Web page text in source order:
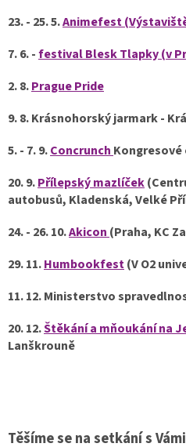
23. - 25. 5.Animefest
7. 6. -festival Blesk Tlapky (v
2. 8.Prague Pride
9. 8. Krásnohorský jarmark -
5. - 7. 9.Concrunch Kongresové
20. 9.Přílepský mazlíček(
autobusů, Kladenská, Velké
24. - 26. 10.Akicon (Praha, KC
29. 11.Humbookfest(V O2
11. 12. Ministerstvo
20. 12.Štěkání a mňoukání na
Lanškrouně
Těšíme se na setkání s